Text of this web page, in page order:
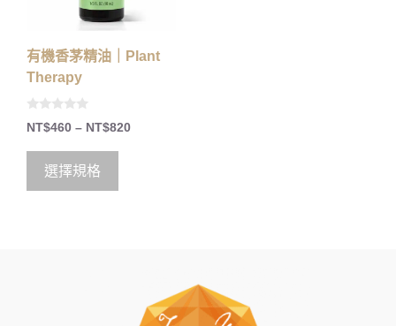
有機香茅精油｜Plant
Therapy
0
o
t
5
NT$460 – NT$820
選擇規格